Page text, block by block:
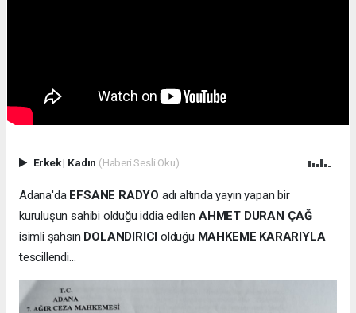
Erkek| Kadın (Haberi Sesli Oku)
Adana'da EFSANE RADYO adı altında yayın yapan bir
kuruluşun sahibi olduğu iddia edilen AHMET DURAN ÇAĞ
isimli şahsın DOLANDIRICIolduğu MAHKEME KARARIYLA
tescillendi...